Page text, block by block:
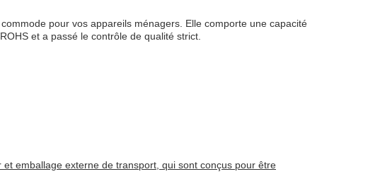
pour vos appareils ménagers. Elle comporte une capacité
et a passé le contrôle de qualité strict.
emballage externe de transport, qui sont conçus pour être